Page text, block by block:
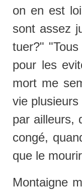
on en est
sont assez
tuer?"
pour les
mort me
vie
par ailleurs,
congé,
que le
Montaigne